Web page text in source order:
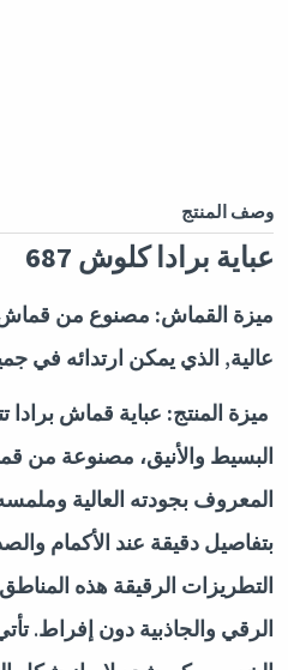
وصف المنتج
عباية برادا كلوش 687
ميزة القماش: مصنوع من قماش
عالية, الذي يمكن ارتدائه في
ميزة المنتج: عباية قماش برادا
البسيط والأنيق، مصنوعة من
المعروف بجودته العالية وملمسه
بتفاصيل دقيقة عند الأكمام
التطريزات الرقيقة هذه
الرقي والجاذبية دون إفراط.